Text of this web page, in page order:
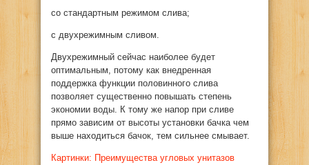
со стандартным режимом слива;
с двухрежимным сливом.
Двухрежимный сейчас наиболее будет
оптимальным, потому как внедренная
поддержка функции половинного слива
позволяет существенно повышать степень
экономии воды. К тому же напор при сливе
прямо зависим от высоты установки бачка чем
выше находиться бачок, тем сильнее смывает.
Картинки: Преимущества угловых унитазов